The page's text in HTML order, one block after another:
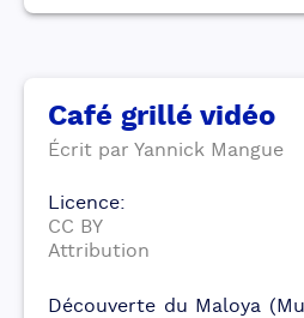
Café grillé vidéo
Écrit par Yannick Mangue
Licence:
CC BY
Attribution
Découverte du Maloya